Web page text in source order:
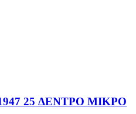
25 ΔΕΝΤΡΟ ΜΙΚΡΟ